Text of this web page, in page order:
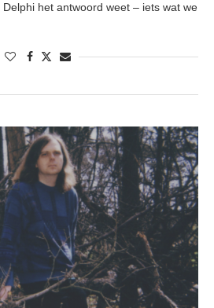
het antwoord weet – iets wat we